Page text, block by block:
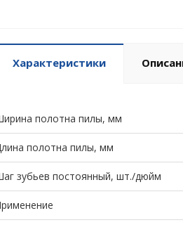
Характеристики
полотна пилы, мм
полотна пилы, мм
зубьев постоянный, шт./дюйм